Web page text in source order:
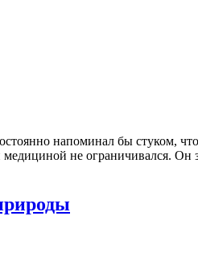
напоминал бы стуком,
не ограничивался.